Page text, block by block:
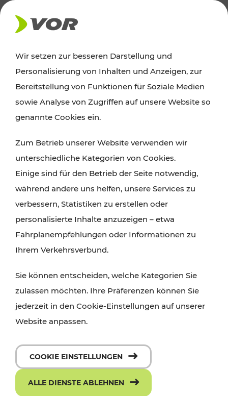
AKTUELLES
News
Alle wichtigen Meldungen zu Fahrplanänderungen,
finden Sie hier im Überblick.
Wir setzen zur besseren Darstellung und
Personalisierung von Inhalten und Anzeigen, zur
Bereitstellung von Funktionen für Soziale Medien
sowie Analyse von Zugriffen auf unsere Website so
genannte Cookies ein.
Zum Betrieb unserer Website verwenden wir
unterschiedliche Kategorien von Cookies.
Einige sind für den Betrieb der Seite notwendig,
während andere uns helfen, unsere Services zu
verbessern, Statistiken zu erstellen oder
personalisierte Inhalte anzuzeigen – etwa
Fahrplanempfehlungen oder Informationen zu
Ihrem Verkehrsverbund.
Sie können entscheiden, welche Kategorien Sie
zulassen möchten. Ihre Präferenzen können Sie
jederzeit in den Cookie-Einstellungen auf unserer
Website anpassen.
COOKIE EINSTELLUNGEN
ALLE DIENSTE ABLEHNEN